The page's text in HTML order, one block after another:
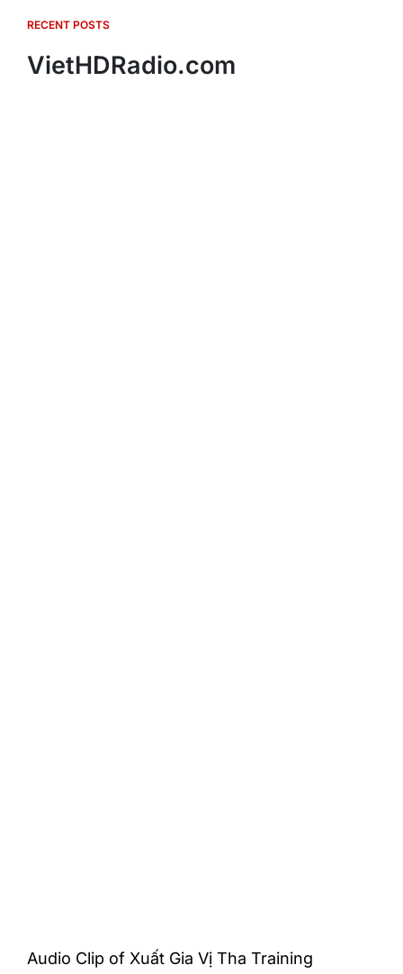
RECENT POSTS
VietHDRadio.com
Audio Clip of Xuất Gia Vị Tha Training